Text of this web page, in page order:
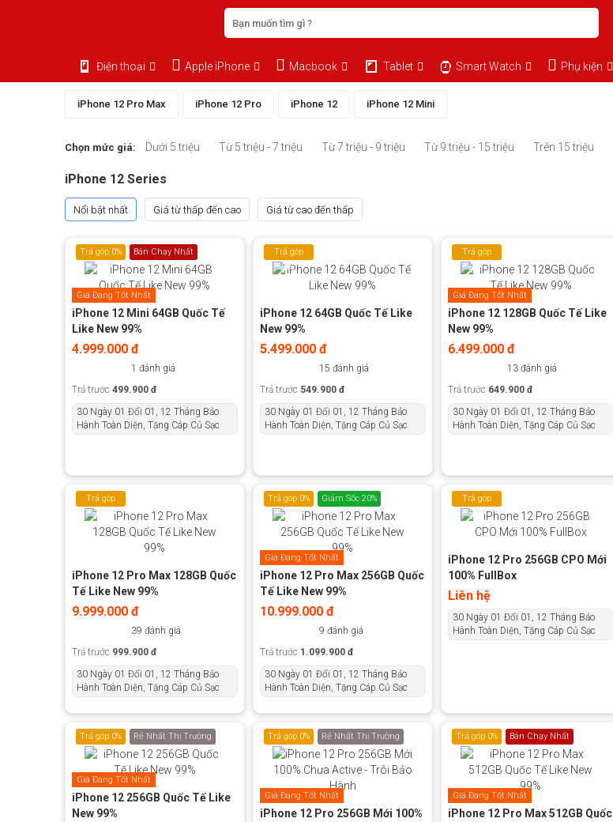
Điện thoại Apple iPhone Macbook Tablet Smart Watch Phụ kiện
iPhone 12 Pro Max iPhone 12 Pro iPhone 12 iPhone 12 Mini
Chọn mức giá: Dưới 5 triệu Từ 5 triệu - 7 triệu Từ 7 triệu - 9 triệu Từ 9 triệu - 15 triệu Trên 15 triệu
iPhone 12 Series
Nổi bật nhất Giá từ thấp đến cao Giá từ cao đến thấp
Trả góp 0% Bán Chạy Nhất
Giá Đang Tốt Nhất
iPhone 12 Mini 64GB Quốc Tế
Like New 99%
4.999.000 đ
1 đánh giá
Trả trước 499.900 đ
30 Ngày 01 Đổi 01, 12 Tháng Bảo
Hành Toàn Diện, Tặng Cáp Củ Sạc
Trả góp
0%
iPhone 12 64GB Quốc Tế Like
New 99%
5.499.000 đ
15 đánh giá
Trả trước 549.900 đ
30 Ngày 01 Đổi 01, 12 Tháng Bảo
Hành Toàn Diện, Tặng Cáp Củ Sạc
Trả góp
0%
Giá Đang Tốt Nhất
iPhone 12 128GB Quốc Tế Like
New 99%
6.499.000 đ
13 đánh giá
Trả trước 649.900 đ
30 Ngày 01 Đổi 01, 12 Tháng Bảo
Hành Toàn Diện, Tặng Cáp Củ Sạc
Trả góp
0%
iPhone 12 Pro Max 128GB Quốc
Tế Like New 99%
9.999.000 đ
39 đánh giá
Trả trước 999.900 đ
30 Ngày 01 Đổi 01, 12 Tháng Bảo
Hành Toàn Diện, Tặng Cáp Củ Sạc
Trả góp 0% Giảm Sốc 20%
Giá Đang Tốt Nhất
iPhone 12 Pro Max 256GB Quốc
Tế Like New 99%
10.999.000 đ
9 đánh giá
Trả trước 1.099.900 đ
30 Ngày 01 Đổi 01, 12 Tháng Bảo
Hành Toàn Diện, Tặng Cáp Củ Sạc
Trả góp
0%
iPhone 12 Pro 256GB CPO Mới
100% FullBox
Liên hệ
30 Ngày 01 Đổi 01, 12 Tháng Bảo
Hành Toàn Diện, Tặng Cáp Củ Sạc
Trả góp 0% Rẻ Nhất Thị Trường
Giá Đang Tốt Nhất
iPhone 12 256GB Quốc Tế Like
New 99%
Trả góp 0% Rẻ Nhất Thị Trường
Giá Đang Tốt Nhất
iPhone 12 Pro 256GB Mới 100%
Trả góp 0% Bán Chạy Nhất
Giá Đang Tốt Nhất
iPhone 12 Pro Max 512GB Quốc